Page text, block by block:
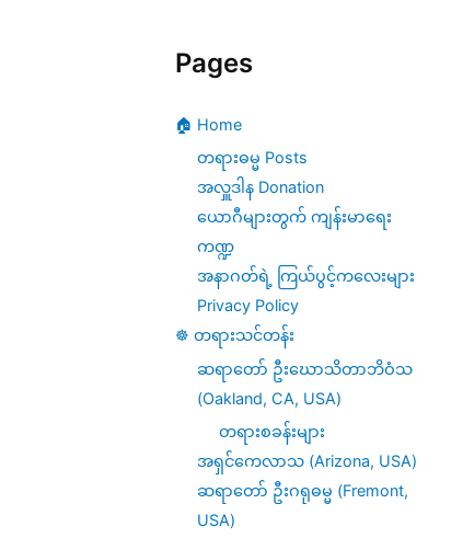
Pages
🏠 Home
တရားဓမ္မ Posts
အလှူဒါန Donation
ယောဂီများတွက် ကျန်းမာရေး
ကဏ္ဍ
အနာဂတ်ရဲ့ ကြယ်ပွင့်ကလေးများ
Privacy Policy
☸️ တရားသင်တန်း
ဆရာတော် ဦးဃောသိတာဘိဝံသ
(Oakland, CA, USA)
တရားစခန်းများ
အရှင်ကေလာသ (Arizona, USA)
ဆရာတော် ဦးဂရုဓမ္မ (Fremont,
USA)